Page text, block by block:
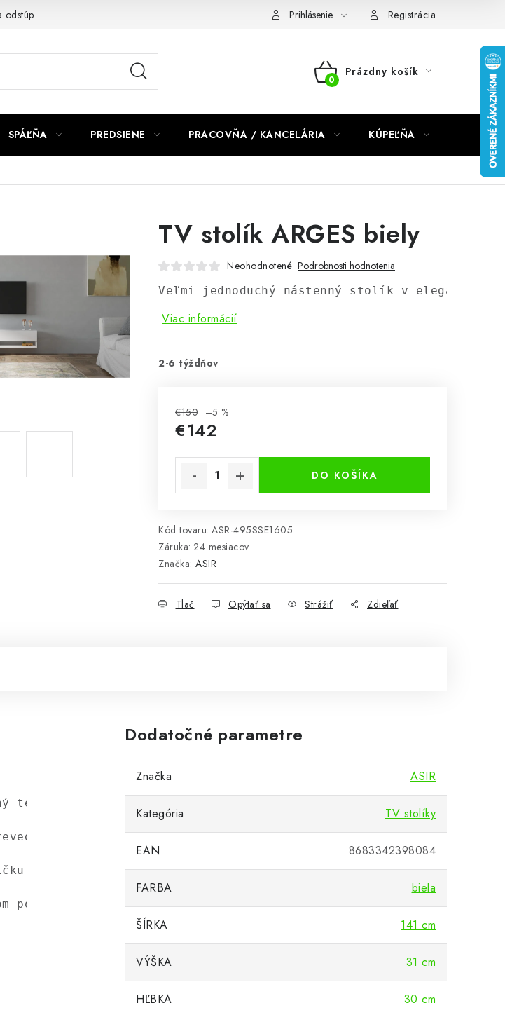
od zmluvy Prihlásenie Registrácia
NÁKUPNÝ
Prázdny košík
SPÁĽŇA PREDSIENE PRACOVŇA / KANCELÁRIA KÚPEĽŇA
TV stolík ARGES biely
Neohodnotené Podrobnosti hodnotenia
Veľmi jednoduchý nástenný stolík v elegantnom
Viac informácií
2-6 týždňov
€150 –5 %
€142
DO KOŠÍKA
Kód tovaru: ASR-495SSE1605
Záruka: 24 mesiacov
Značka: ASIR
Tlač Opýtať sa Strážiť Zdieľať
televízny stolík určený na upevnenie na stenu.
sa bude dobre kombinovať s ostatným designom nábytku.
na dekorácie a úložný priestor s výklopnými dvierkami.
potiahnutá drevotrieska
Dodatočné parametre
Značka ASIR
Kategória TV stolíky
EAN 8683342398084
FARBA biela
ŠÍRKA 141 cm
VÝŠKA 31 cm
HĽBKA 30 cm